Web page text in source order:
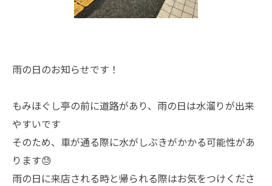
雨の日のお知らせです！
もみほぐし亭の前に道路があり、雨の日は水溜りが出来
やすいです
そのため、車が通る際に水がしぶきがかかる可能性があ
ります😓
雨の日に来店される時と帰られる際はお気をつけくださ